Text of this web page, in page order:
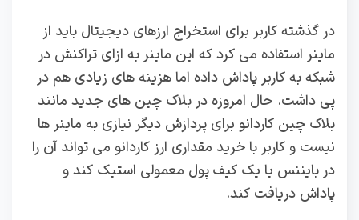
در گذشته کاربر برای استخراج ارزهای دیجیتال باید از
ماینر استفاده می کرد که این ماینر به ازای تراکنش در
شبکه به کاربر پاداش داده اما هزینه های زیادی هم در
پی داشت. حال امروزه در بلاک چین های جدید مانند
بلاک چین کاردانو برای پردازش دیگر نیازی به ماینر ها
نیست و کاربر با خرید مقداری ارز کاردانو می تواند آن را
در بایننس یا یک کیف پول معمولی استیک کند و
پاداش دریافت کند.